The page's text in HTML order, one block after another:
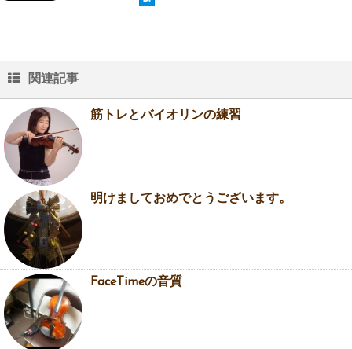
関連記事
筋トレとバイオリンの練習
明けましておめでとうございます。
FaceTimeの音質